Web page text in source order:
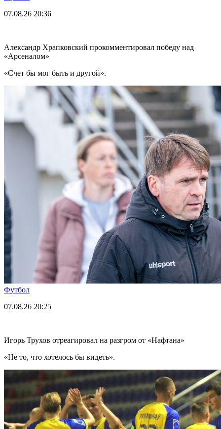
07.08.26 20:36
Александр Храпковский прокомментировал победу над
«Арсеналом»
«Счет бы мог быть и другой».
Футбол
07.08.26 20:25
Игорь Трухов отреагировал на разгром от «Нафтана»
«Не то, что хотелось бы видеть».